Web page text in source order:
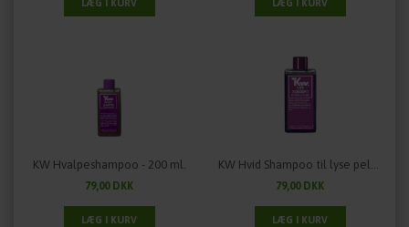
KW Hvalpeshampoo - 200 ml.
79,00 DKK
KW Hvid Shampoo til lyse pelse - 200 ml.
79,00 DKK